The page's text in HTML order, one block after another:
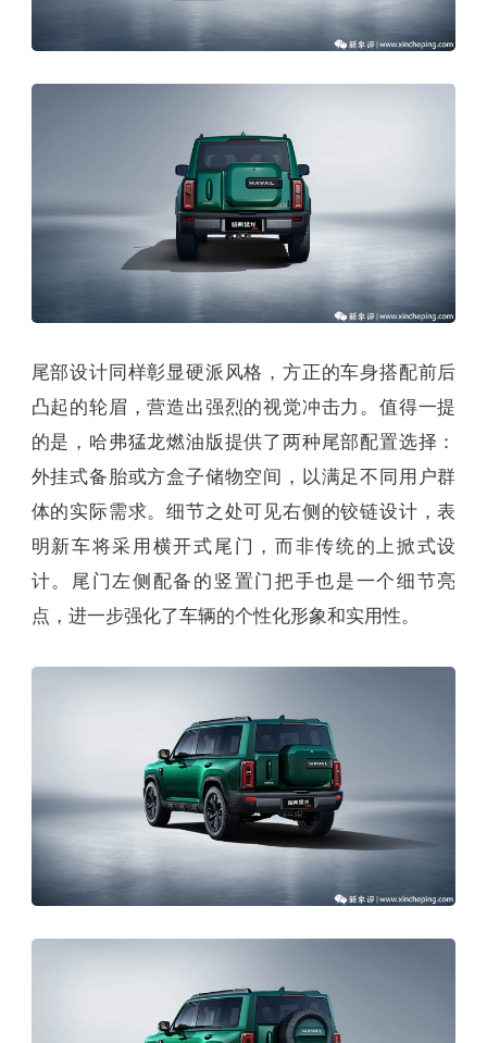
尾部设计同样彰显硬派风格，方正的车身搭配前后
凸起的轮眉，营造出强烈的视觉冲击力。值得一提
的是，哈弗猛龙燃油版提供了两种尾部配置选择：
外挂式备胎或方盒子储物空间，以满足不同用户群
体的实际需求。细节之处可见右侧的铰链设计，表
明新车将采用横开式尾门，而非传统的上掀式设
计。尾门左侧配备的竖置门把手也是一个细节亮
点，进一步强化了车辆的个性化形象和实用性。